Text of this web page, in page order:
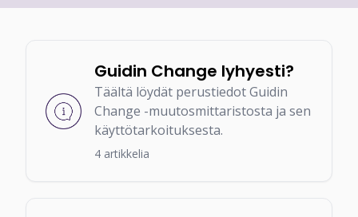
Guidin Change lyhyesti?
Täältä löydät perustiedot Guidin
Change -muutosmittaristosta ja sen
käyttötarkoituksesta.
4 artikkelia